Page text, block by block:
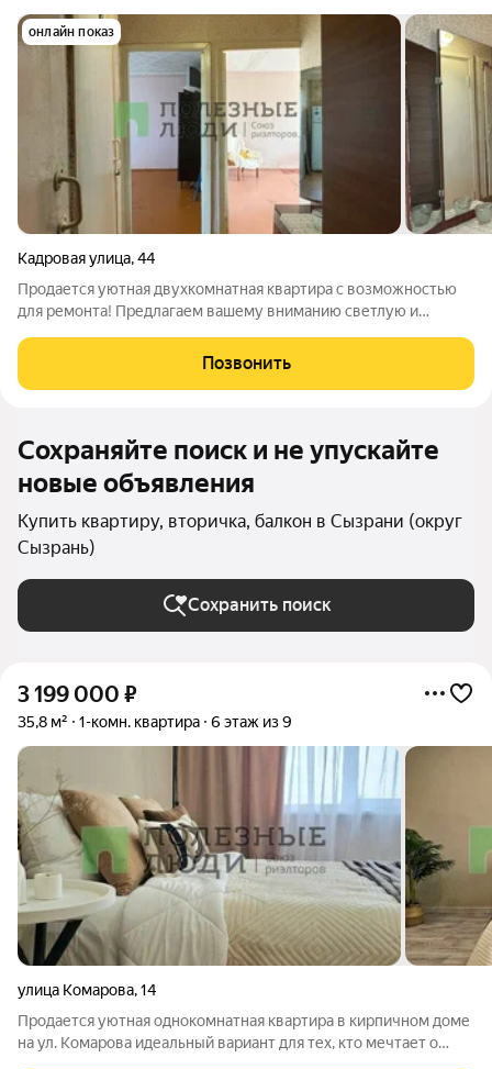
онлайн показ
Кадровая улица,44
Продается уютная двухкомнатная квартира с возможностью
для ремонта! Предлагаем вашему вниманию светлую и
пятиэтажного дома, построенного в 1986 году. Это идеальный
вариант для тех, кто хочет создать
Позвонить
Сохраняйте поиск и не упускайте
новые объявления
Купить квартиру, вторичка, балкон в Сызрани (округ
Сызрань)
Сохранить поиск
3 199 000 ₽
35,8 м² 1-комн. квартира 6 этаж из 9
улица Комарова,14
Продается уютная однокомнатная квартира в кирпичном доме
на ул. Комарова идеальный вариант для тех, кто мечтает о